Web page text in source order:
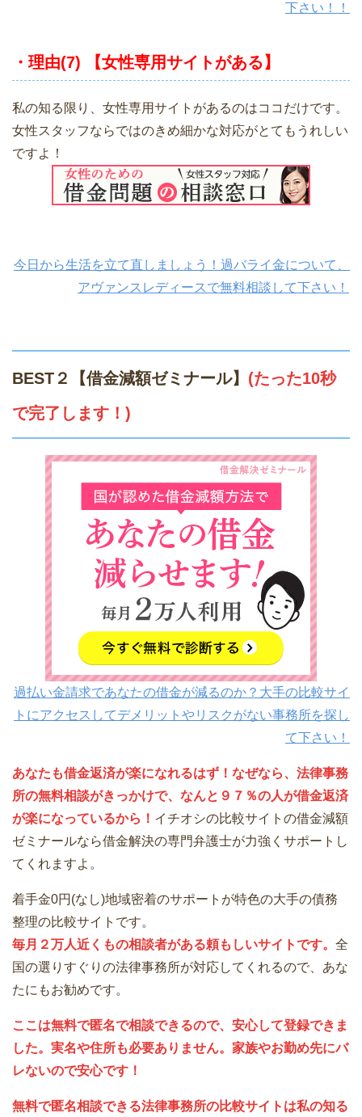
下さい！！
・理由(7) 【女性専用サイトがある】
私の知る限り、女性専用サイトがあるのはココだけです。
女性スタッフならではのきめ細かな対応がとてもうれしい
ですよ！
今日から生活を立て直しましょう！過バライ金について、
アヴァンスレディースで無料相談して下さい！
BEST２【借金減額ゼミナール】 (たった10秒
で完了します！)
過払い金請求であなたの借金が減るのか？大手の比較サイ
トにアクセスしてデメリットやリスクがない事務所を探し
て下さい！
あなたも借金返済が楽になれるはず！なぜなら、法律事務
所の無料相談がきっかけで、なんと９７％の人が借金返済
が楽になっているから！ イチオシの比較サイトの借金減額
ゼミナールなら借金解決の専門弁護士が力強くサポートし
てくれますよ。
着手金0円(なし)地域密着のサポートが特色の大手の債務
整理の比較サイトです。
毎月２万人近くもの相談者がある頼もしいサイトです。 全
国の選りすぐりの法律事務所が対応してくれるので、あな
たにもお勧めです。
ここは無料で匿名で相談できるので、安心して登録できま
した。実名や住所も必要ありません。家族やお勤め先にバ
レないので安心です！
無料で匿名相談できる法律事務所の比較サイトは私の知る